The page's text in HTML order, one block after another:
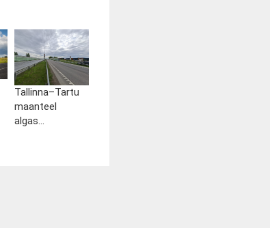
Tallinna–Tartu
maanteel
algas...